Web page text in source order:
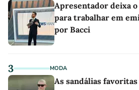
Apresentador deixa o
para trabalhar em
por Bacci
3 MODA
As sandálias